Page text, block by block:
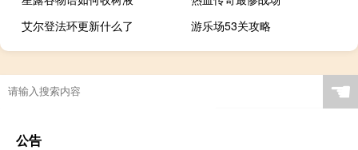
艾尔登法环更新什么了
游乐场53关攻略
☚
公告